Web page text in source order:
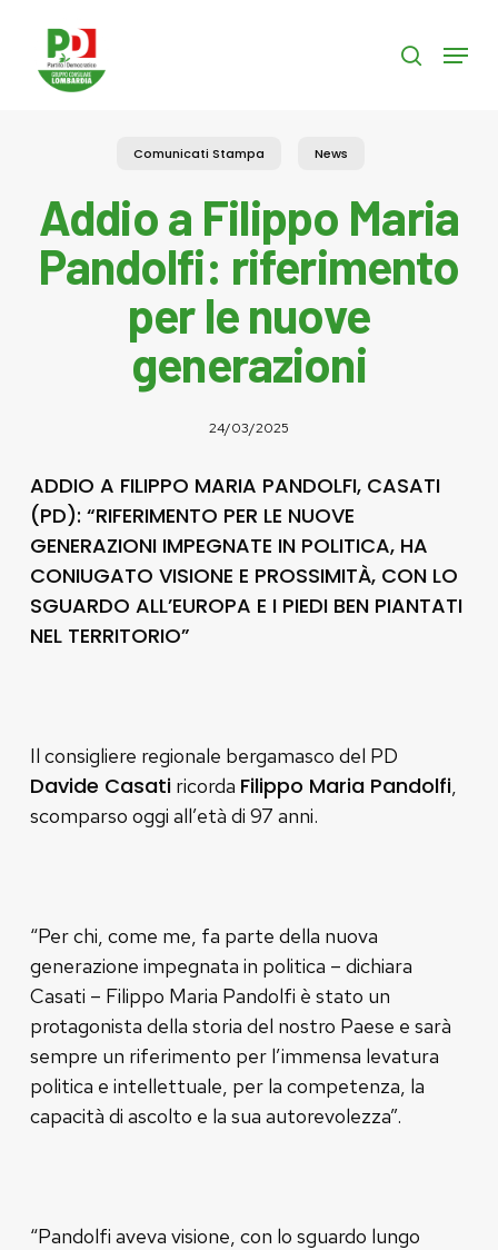
content
search
Menu
Comunicati Stampa News
Addio a Filippo Maria
Pandolfi: riferimento
per le nuove
generazioni
24/03/2025
ADDIO A FILIPPO MARIA PANDOLFI, CASATI
(PD): “RIFERIMENTO PER LE NUOVE
GENERAZIONI IMPEGNATE IN POLITICA, HA
CONIUGATO VISIONE E PROSSIMITÀ, CON LO
SGUARDO ALL’EUROPA E I PIEDI BEN PIANTATI
NEL TERRITORIO”
Il consigliere regionale bergamasco del PD
Davide Casatiricorda Filippo Maria Pandolfi,
scomparso oggi all’età di 97 anni.
“Per chi, come me, fa parte della nuova
generazione impegnata in politica – dichiara
Casati – Filippo Maria Pandolfi è stato un
protagonista della storia del nostro Paese e sarà
sempre un riferimento per l’immensa levatura
politica e intellettuale, per la competenza, la
capacità di ascolto e la sua autorevolezza”.
“Pandolfi aveva visione, con lo sguardo lungo